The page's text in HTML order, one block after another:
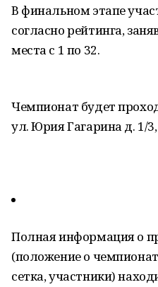
В финальном этапе
согласно рейтинга,
места с 1 по 32.
Чемпионат будет
ул. Юрия Гагарина д. 1/
Полная информация о
(положение о
сетка, участники)